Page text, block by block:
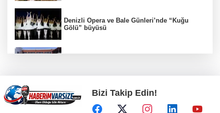
Denizli Opera ve Bale Günleri’nde “Kuğu
Gölü” büyüsü
Muğla Seydikemer'de yangın sonrası
seferberlik
Bizi Takip Edin!